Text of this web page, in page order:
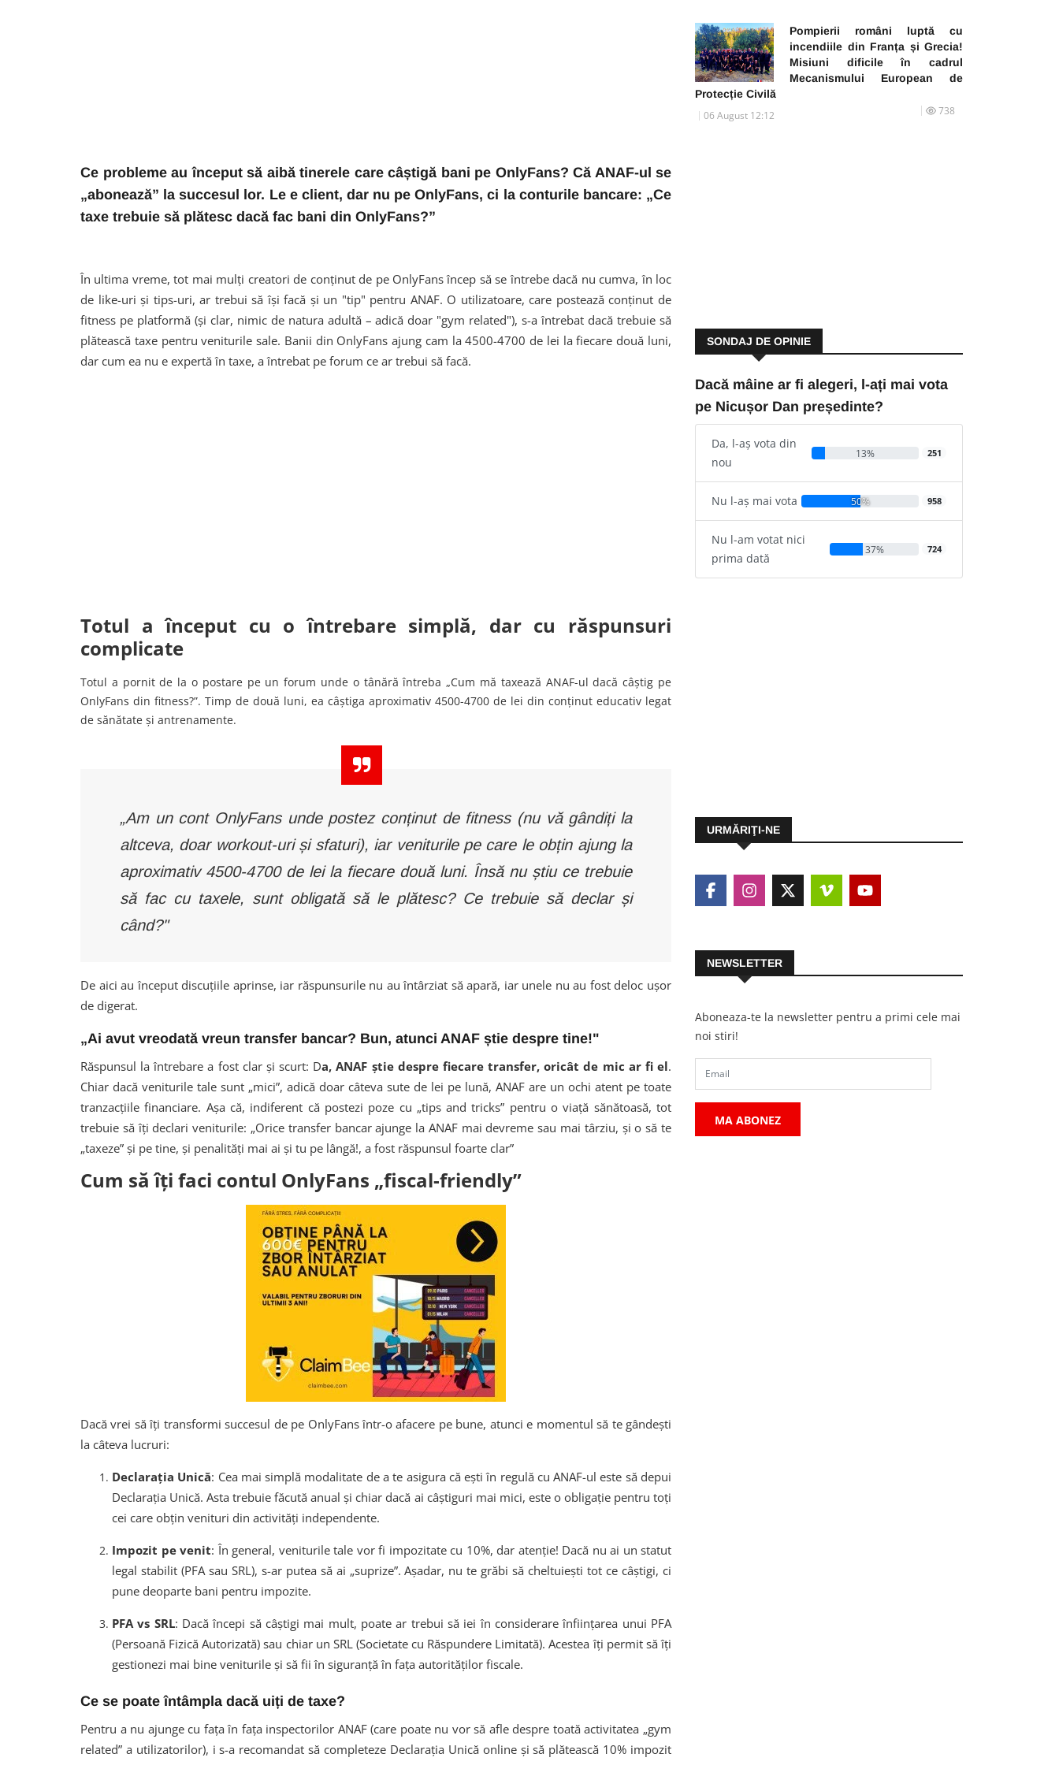
Ce probleme au început să aibă tinerele care câștigă bani pe OnlyFans? Că ANAF-ul se
„abonează” la succesul lor. Le e client, dar nu pe OnlyFans, ci la conturile bancare: „Ce
taxe trebuie să plătesc dacă fac bani din OnlyFans?”
În ultima vreme, tot mai mulți creatori de conținut de pe OnlyFans încep să se întrebe dacă nu cumva, în loc
de like-uri și tips-uri, ar trebui să își facă și un "tip" pentru ANAF. O utilizatoare, care postează conținut de
fitness pe platformă (și clar, nimic de natura adultă – adică doar "gym related"), s-a întrebat dacă trebuie să
plătească taxe pentru veniturile sale. Banii din OnlyFans ajung cam la 4500-4700 de lei la fiecare două luni,
dar cum ea nu e expertă în taxe, a întrebat pe forum ce ar trebui să facă.
Totul a început cu o întrebare simplă, dar cu răspunsuri
complicate
Totul a pornit de la o postare pe un forum unde o tânără întreba „Cum mă taxează ANAF-ul dacă câștig pe
OnlyFans din fitness?”. Timp de două luni, ea câștiga aproximativ 4500-4700 de lei din conținut educativ legat
de sănătate și antrenamente.
„Am un cont OnlyFans unde postez conținut de fitness (nu vă gândiți la
altceva, doar workout-uri și sfaturi), iar veniturile pe care le obțin ajung la
aproximativ 4500-4700 de lei la fiecare două luni. Însă nu știu ce trebuie
să fac cu taxele, sunt obligată să le plătesc? Ce trebuie să declar și
când?"
De aici au început discuțiile aprinse, iar răspunsurile nu au întârziat să apară, iar unele nu au fost deloc ușor
de digerat.
„Ai avut vreodată vreun transfer bancar? Bun, atunci ANAF știe despre tine!"
Răspunsul la întrebare a fost clar și scurt: Da, ANAF știe despre fiecare transfer, oricât de mic ar fi el.
Chiar dacă veniturile tale sunt „mici”, adică doar câteva sute de lei pe lună, ANAF are un ochi atent pe toate
tranzacțiile financiare. Așa că, indiferent că postezi poze cu „tips and tricks” pentru o viață sănătoasă, tot
trebuie să îți declari veniturile: „Orice transfer bancar ajunge la ANAF mai devreme sau mai târziu, și o să te
„taxeze” și pe tine, și penalități mai ai și tu pe lângă!, a fost răspunsul foarte clar”
Cum să îți faci contul OnlyFans „fiscal-friendly”
Dacă vrei să îți transformi succesul de pe OnlyFans într-o afacere pe bune, atunci e momentul să te gândești
la câteva lucruri:
Declarația Unică: Cea mai simplă modalitate de a te asigura că ești în regulă cu ANAF-ul este să depui
Declarația Unică. Asta trebuie făcută anual și chiar dacă ai câștiguri mai mici, este o obligație pentru toți
cei care obțin venituri din activități independente.
Impozit pe venit: În general, veniturile tale vor fi impozitate cu 10%, dar atenție! Dacă nu ai un statut
legal stabilit (PFA sau SRL), s-ar putea să ai „suprize”. Așadar, nu te grăbi să cheltuiești tot ce câștigi, ci
pune deoparte bani pentru impozite.
PFA vs SRL: Dacă începi să câștigi mai mult, poate ar trebui să iei în considerare înființarea unui PFA
(Persoană Fizică Autorizată) sau chiar un SRL (Societate cu Răspundere Limitată). Acestea îți permit să îți
gestionezi mai bine veniturile și să fii în siguranță în fața autorităților fiscale.
Ce se poate întâmpla dacă uiți de taxe?
Pentru a nu ajunge cu fața în fața inspectorilor ANAF (care poate nu vor să afle despre toată activitatea „gym
related” a utilizatorilor), i s-a recomandat să completeze Declarația Unică online și să plătească 10% impozit
Pompierii români luptă cu
incendiile din Franța și Grecia!
Misiuni dificile în cadrul
Mecanismului European de
Protecție Civilă
06 August 12:12 738
SONDAJ DE OPINIE
Dacă mâine ar fi alegeri, l-ați mai vota
pe Nicușor Dan președinte?
Da, l-aș vota din
nou
13% 251
Nu l-aș mai vota 50% 958
Nu l-am votat nici
prima dată
37% 724
URMĂRIŢI-NE
NEWSLETTER
Aboneaza-te la newsletter pentru a primi cele mai
noi stiri!
MA ABONEZ